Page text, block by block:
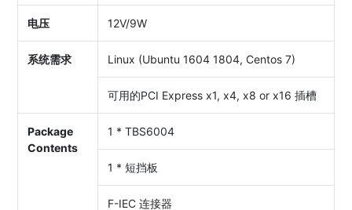
电压 12V/9W
系统需求 Linux (Ubuntu 1604 1804, Centos 7)
可用的PCI Express x1, x4, x8 or x16 插槽
Package
Contents
1 * TBS6004
1 * 短挡板
F-IEC 连接器